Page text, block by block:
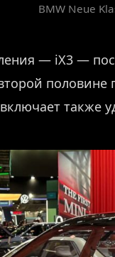
BMW Neue
— iX3 —
также